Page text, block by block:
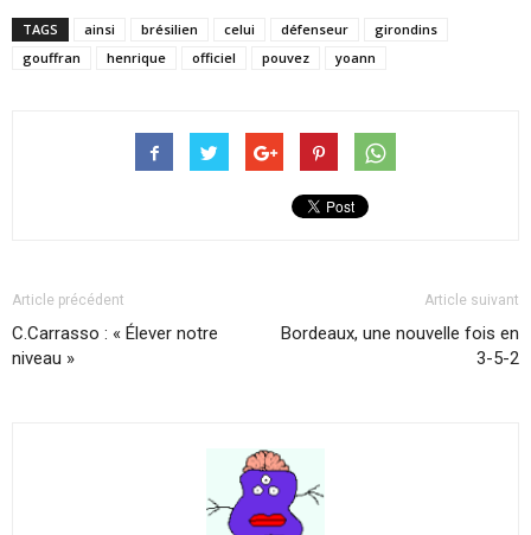
TAGS ainsi brésilien celui défenseur
girondins
gouffran
henrique officiel pouvez yoann
Article précédent
C.Carrasso : « Élever notre
niveau »
Article suivant
Bordeaux, une nouvelle fois en
3-5-2